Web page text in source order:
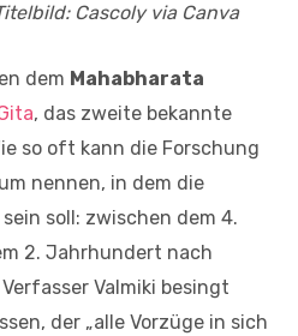
Cascoly via Canva
dem Mahabharata
, das zweite bekannte
so oft kann die Forschung
nennen, in dem die
soll: zwischen dem 4.
2. Jahrhundert nach
Valmiki besingt
der „alle Vorzüge in sich